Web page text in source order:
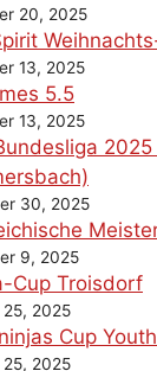
20, 2025
13, 2025
5.5
13, 2025
2025
30, 2025
9, 2025
Cup Troisdorf
2025
Cup
2025